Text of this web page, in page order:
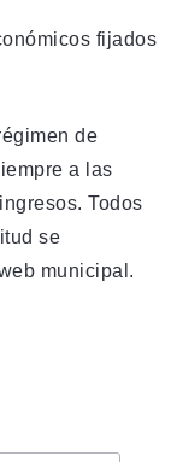
fijados
de
a las
Todos
se
municipal.